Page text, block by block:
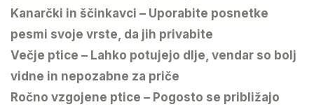
Kanarčki in ščinkavci – Uporabite posnetke
pesmi svoje vrste, da jih privabite
Večje ptice – Lahko potujejo dlje, vendar so bolj
vidne in nepozabne za priče
Ročno vzgojene ptice – Pogosto se približajo